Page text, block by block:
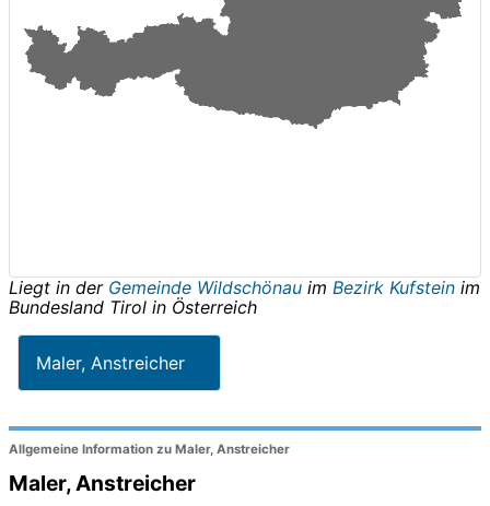
Liegt in der Gemeinde Wildschönau im Bezirk Kufstein im
Bundesland Tirol in Österreich
Maler, Anstreicher
Allgemeine Information zu Maler, Anstreicher
Maler, Anstreicher